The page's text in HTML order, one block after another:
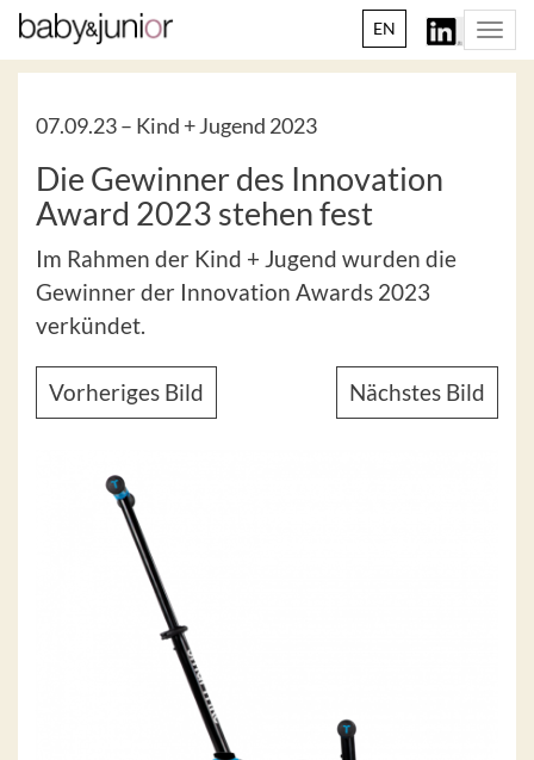
EN
07.09.23 – Kind + Jugend 2023
Die Gewinner des Innovation
Award 2023 stehen fest
Im Rahmen der Kind + Jugend wurden die
Gewinner der Innovation Awards 2023
verkündet.
Vorheriges Bild Nächstes Bild